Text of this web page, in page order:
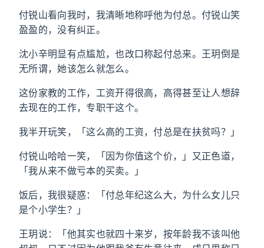
付锐山看向我时，我清晰地称呼他为付总。付锐山笑
盈盈的，没有纠正。
沈小辛明显有点尴尬，也改口称起付总来。王玥倒是
无所谓，她该怎么就怎么。
这份家教的工作，工资开得很高，高得甚至让人想辞
去现在的工作，专职干这个。
我半开玩笑，「这么高的工资，付总是在扶贫吗？」
付锐山哈哈一笑，「因为你值这个价，」又正色道，
「我从来不做亏本的买卖。」
饭后，我很疑惑：「付总年纪这么大，为什么女儿只
是个小学生？」
王玥说：「他其实也就四十来岁，按年龄我不该叫他